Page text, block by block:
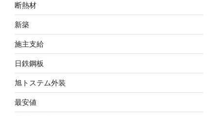
断熱材
新築
施主支給
日鉄鋼板
旭トステム外装
最安値